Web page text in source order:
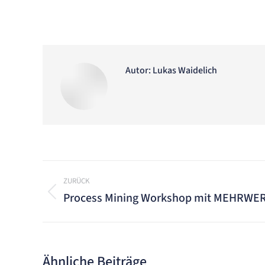
Autor: Lukas Waidelich
Kommentarnavigation
ZURÜCK
Vorheriger
Process Mining Workshop mit